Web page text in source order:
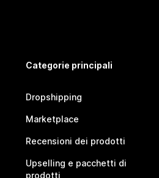
Categorie principali
Dropshipping
Marketplace
Recensioni dei prodotti
Upselling e pacchetti di
prodotti